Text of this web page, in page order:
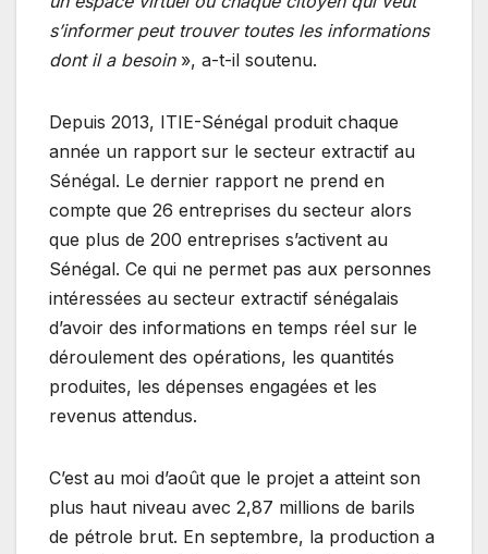
s’informer peut trouver toutes les informations
dont il a besoin », a-t-il soutenu.
Depuis 2013, ITIE-Sénégal produit chaque
année un rapport sur le secteur extractif au
Sénégal. Le dernier rapport ne prend en
compte que 26 entreprises du secteur alors
que plus de 200 entreprises s’activent au
Sénégal. Ce qui ne permet pas aux personnes
intéressées au secteur extractif sénégalais
d’avoir des informations en temps réel sur le
déroulement des opérations, les quantités
produites, les dépenses engagées et les
revenus attendus.
C’est au moi d’août que le projet a atteint son
plus haut niveau avec 2,87 millions de barils
de pétrole brut. En septembre, la production a